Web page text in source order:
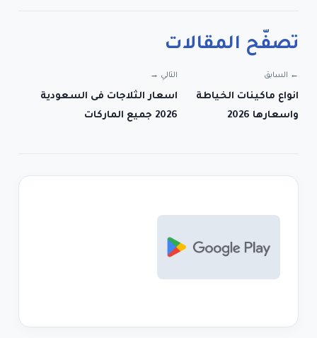
تصفّح المقالات
← السابق
انواع ماكينات الخياطة
واسعارها 2026
التالي →
اسعار الثلاجات فى السعودية
2026 جميع الماركات